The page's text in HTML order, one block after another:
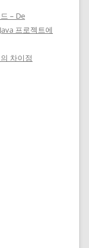
– De
프로젝트에
차이점